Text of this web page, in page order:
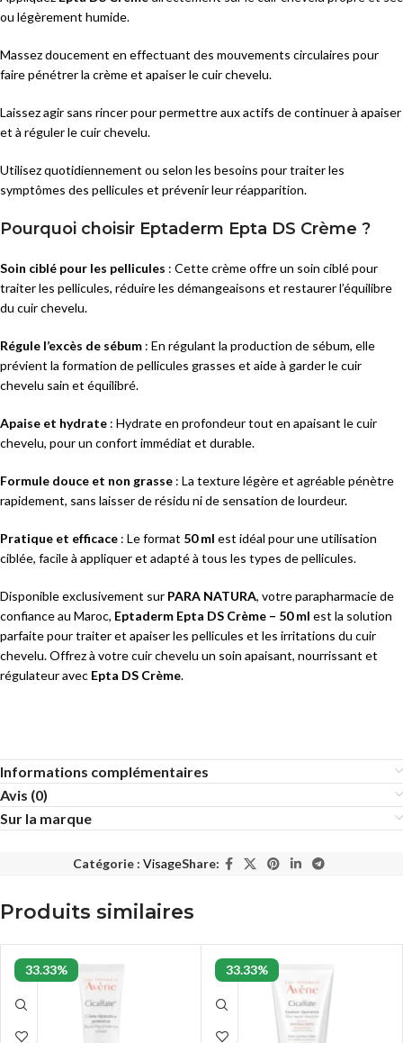
ou légèrement humide.
Massez doucement en effectuant des mouvements circulaires pour
faire pénétrer la crème et apaiser le cuir chevelu.
Laissez agir sans rincer pour permettre aux actifs de continuer à apaiser
et à réguler le cuir chevelu.
Utilisez quotidiennement ou selon les besoins pour traiter les
symptômes des pellicules et prévenir leur réapparition.
Pourquoi choisir Eptaderm Epta DS Crème ?
Soin ciblé pour les pellicules : Cette crème offre un soin ciblé pour
traiter les pellicules, réduire les démangeaisons et restaurer l’équilibre
du cuir chevelu.
Régule l’excès de sébum : En régulant la production de sébum, elle
prévient la formation de pellicules grasses et aide à garder le cuir
chevelu sain et équilibré.
Apaise et hydrate : Hydrate en profondeur tout en apaisant le cuir
chevelu, pour un confort immédiat et durable.
Formule douce et non grasse : La texture légère et agréable pénètre
rapidement, sans laisser de résidu ni de sensation de lourdeur.
Pratique et efficace : Le format 50 ml est idéal pour une utilisation
ciblée, facile à appliquer et adapté à tous les types de pellicules.
Disponible exclusivement sur PARA NATURA, votre parapharmacie de
confiance au Maroc, Eptaderm Epta DS Crème – 50 ml est la solution
parfaite pour traiter et apaiser les pellicules et les irritations du cuir
chevelu. Offrez à votre cuir chevelu un soin apaisant, nourrissant et
régulateur avec Epta DS Crème.
Informations complémentaires
Avis (0)
Sur la marque
Catégorie : VisageShare:
Produits similaires
33.33% 33.33%